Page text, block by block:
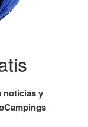
noticias y